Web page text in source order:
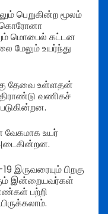
பெறுகின்ற மூலம்
கொரோனா
மொபைல் கட்டன
மேலும் உயர்ந்து
தேவை உள்ளதன்
வணிகச்
வேகமாக உயர்
இருவரையும் பிறகு
இன்றையவர்கள்
பற்றி